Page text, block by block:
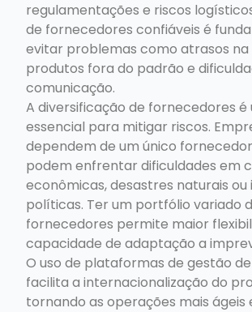
regulamentações e riscos
de fornecedores confiáveis é
evitar problemas como atrasos
produtos fora do padrão e
comunicação.
A diversificação de fornecedores
essencial para mitigar riscos.
dependem de um único
podem enfrentar dificuldades em
econômicas, desastres naturais ou
políticas. Ter um portfólio variado
fornecedores permite maior
capacidade de adaptação a
O uso de plataformas de gestão
facilita a internacionalização do
tornando as operações mais ágeis